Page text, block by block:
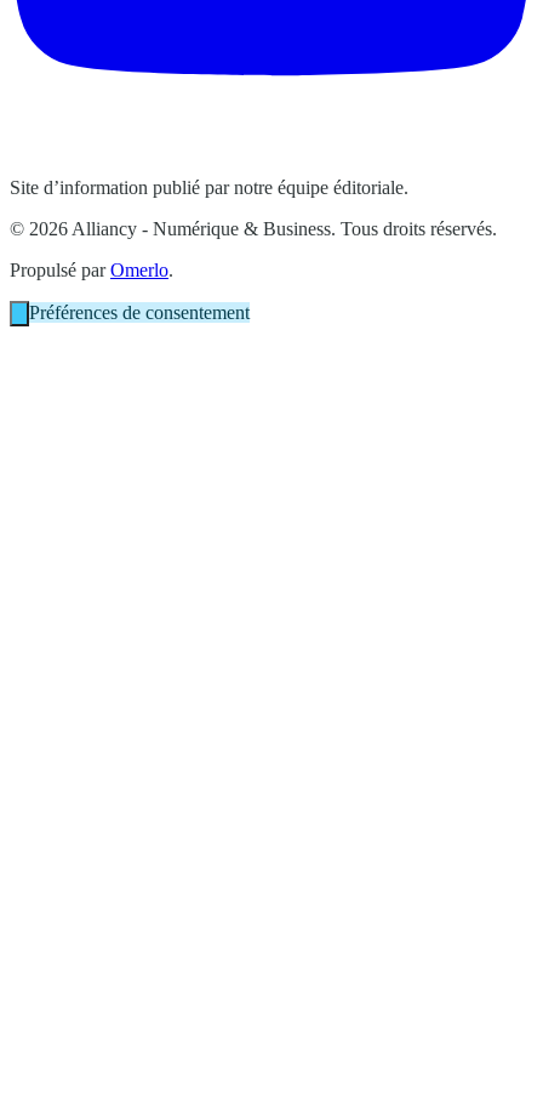
Site d’information publié par notre équipe éditoriale.
© 2026 Alliancy - Numérique & Business. Tous droits réservés.
Propulsé parOmerlo.
Préférences de consentement